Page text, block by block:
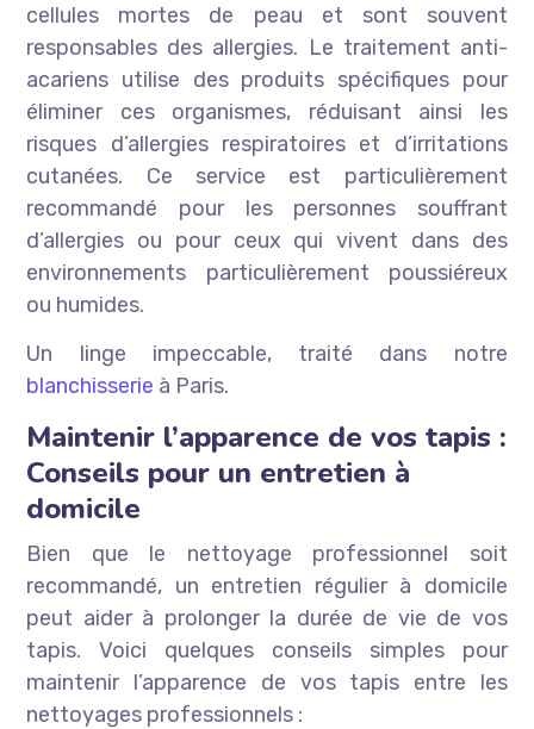
cellules mortes de peau et sont souvent
responsables des allergies. Le traitement anti-
acariens utilise des produits spécifiques pour
éliminer ces organismes, réduisant ainsi les
risques d’allergies respiratoires et d’irritations
cutanées. Ce service est particulièrement
recommandé pour les personnes souffrant
d’allergies ou pour ceux qui vivent dans des
environnements particulièrement poussiéreux
ou humides.
Un linge impeccable, traité dans notre
blanchisserie à Paris.
Maintenir l’apparence de vos tapis :
Conseils pour un entretien à
domicile
Bien que le nettoyage professionnel soit
recommandé, un entretien régulier à domicile
peut aider à prolonger la durée de vie de vos
tapis. Voici quelques conseils simples pour
maintenir l’apparence de vos tapis entre les
nettoyages professionnels :